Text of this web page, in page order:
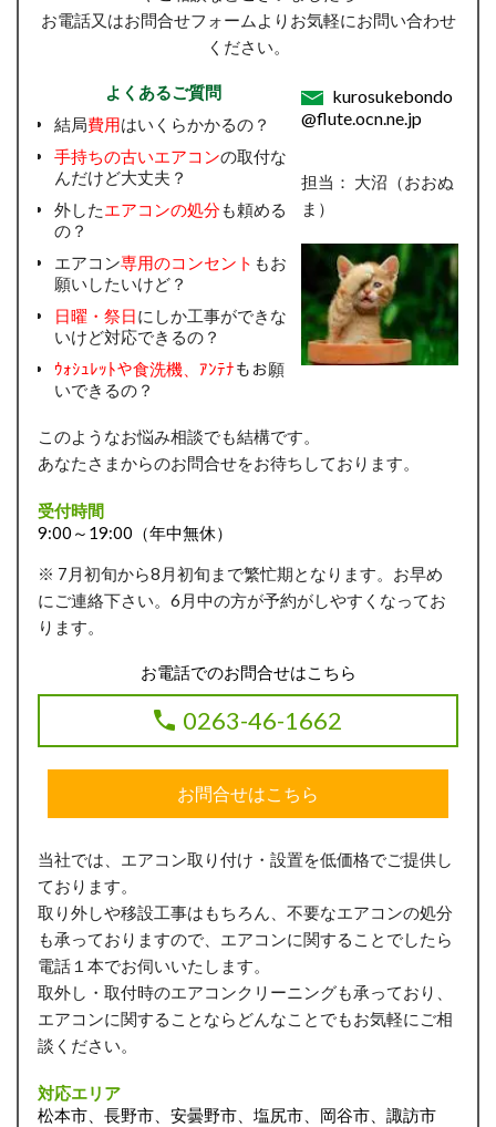
お電話又はお問合せフォームよりお気軽にお問い合わせ
ください。
kurosukebondo
@flute.ocn.ne.jp
担当： 大沼（おおぬ
ま）
よくあるご質問
結局費用はいくらかかるの？
手持ちの古いエアコンの取付な
んだけど大丈夫？
外した エアコンの処分も頼める
の？
エアコン専用のコンセント もお
願いしたいけど？
日曜・祭日にしか工事ができな
いけど対応できるの？
ｳｫｼｭﾚｯﾄや食洗機、ｱﾝﾃﾅもお願
いできるの？
このようなお悩み相談でも結構です。
あなたさまからのお問合せをお待ちしております。
受付時間
9:00～19:00（年中無休）
※ 7月初旬から8月初旬まで繁忙期となります。お早め
にご連絡下さい。6月中の方が予約がしやすくなってお
ります。
お電話でのお問合せはこちら
0263-46-1662
お問合せはこちら
当社では、エアコン取り付け・設置を低価格でご提供し
ております。
取り外しや移設工事はもちろん、不要なエアコンの処分
も承っておりますので、エアコンに関することでしたら
電話１本でお伺いいたします。
取外し・取付時のエアコンクリーニングも承っており、
エアコンに関することならどんなことでもお気軽にご相
談ください。
対応エリア
松本市、長野市、安曇野市、塩尻市、岡谷市、諏訪市